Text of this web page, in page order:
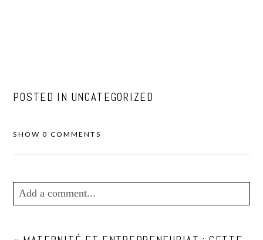
POSTED IN UNCATEGORIZED
SHOW0 COMMENTS
Add a comment...